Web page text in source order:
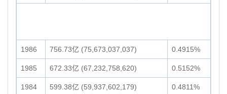
1986 756.73亿 (75,673,037,037) 0.4915%
1985 672.33亿 (67,232,758,620) 0.5152%
1984 599.38亿 (59,937,602,179) 0.4811%